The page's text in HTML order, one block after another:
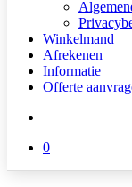
Winkelmand
Afrekenen
Informatie
Offerte
0